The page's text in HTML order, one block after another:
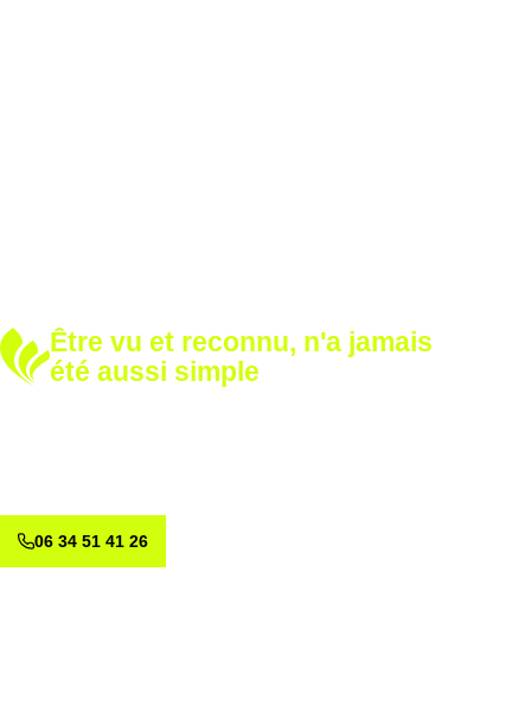
Être vu et reconnu, n'a jamais
été aussi simple
06 34 51 41 26